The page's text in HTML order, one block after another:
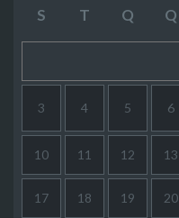
S T Q Q
3 4 5 6
10 11 12 13
17 18 19 20